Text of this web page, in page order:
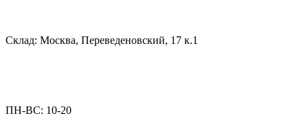
Склад: Москва, Переведеновский, 17 к.1
ПН-ВС: 10-20